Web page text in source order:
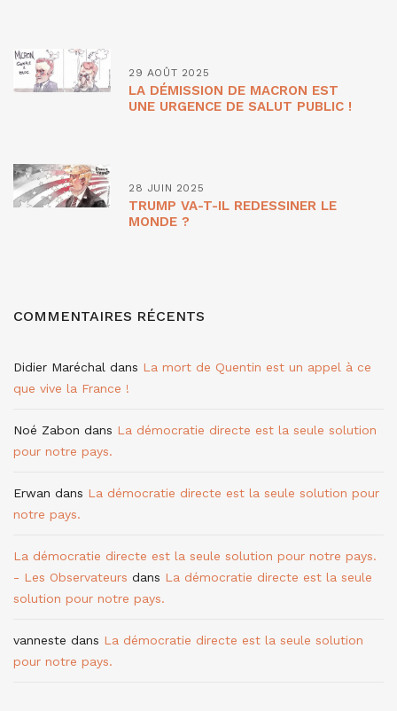
29 AOÛT 2025
LA DÉMISSION DE MACRON EST
UNE URGENCE DE SALUT PUBLIC !
28 JUIN 2025
TRUMP VA-T-IL REDESSINER LE
MONDE ?
COMMENTAIRES RÉCENTS
Didier Maréchal dans La mort de Quentin est un appel à ce
que vive la France !
Noé Zabon dans La démocratie directe est la seule solution
pour notre pays.
Erwan dans La démocratie directe est la seule solution pour
notre pays.
La démocratie directe est la seule solution pour notre pays.
- Les Observateurs dans La démocratie directe est la seule
solution pour notre pays.
vanneste dans La démocratie directe est la seule solution
pour notre pays.